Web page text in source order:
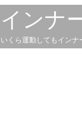
インナ
いくら運動してもインナ